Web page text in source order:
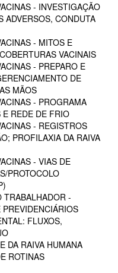
- INVESTIGAÇÃO
ADVERSOS, CONDUTA
- MITOS E
VACINAIS
- PREPARO E
DE
MÃOS
- PROGRAMA
REDE DE FRIO
- REGISTROS
PROFILAXIA DA RAIVA
- VIAS DE
PROTOCOLO
TRABALHADOR -
FLUXOS,
DA RAIVA HUMANA
ROTINAS